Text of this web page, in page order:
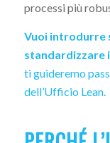
processi più
Vuoi introdurre
standardizzare
ti guideremo
dell’Ufficio Lean.